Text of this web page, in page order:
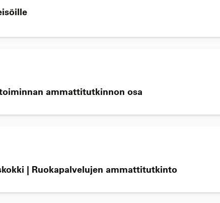
ammattitutkinnon osa
| Ruokapalvelujen ammattitutkinto